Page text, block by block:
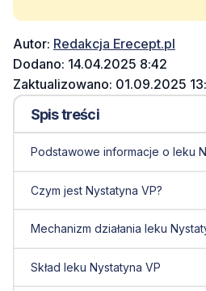
Autor: Redakcja Erecept.pl
Dodano: 14.04.2025 8:42
Zaktualizowano: 01.09.2025
Spis treści
Podstawowe informacje o leku
Czym jest Nystatyna VP?
Mechanizm działania leku
Skład leku Nystatyna VP